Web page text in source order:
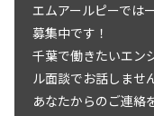
エムアールピーでは
募集中です！
千葉で働きたいエン
ル面談でお話しませ
あなたからのご連絡